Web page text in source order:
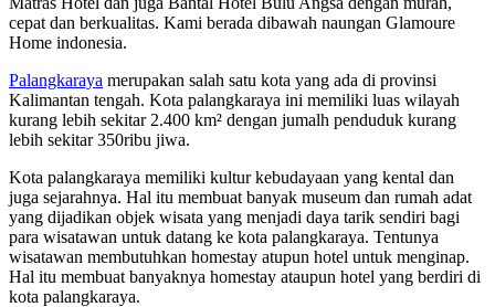
cepat dan berkualitas. Kami berada dibawah naungan Glamoure
Home indonesia.
Palangkaraya merupakan salah satu kota yang ada di provinsi
Kalimantan tengah. Kota palangkaraya ini memiliki luas wilayah
kurang lebih sekitar 2.400 km² dengan jumalh penduduk kurang
lebih sekitar 350ribu jiwa.
Kota palangkaraya memiliki kultur kebudayaan yang kental dan
juga sejarahnya. Hal itu membuat banyak museum dan rumah adat
yang dijadikan objek wisata yang menjadi daya tarik sendiri bagi
para wisatawan untuk datang ke kota palangkaraya. Tentunya
wisatawan membutuhkan homestay atupun hotel untuk menginap.
Hal itu membuat banyaknya homestay ataupun hotel yang berdiri di
kota palangkaraya.